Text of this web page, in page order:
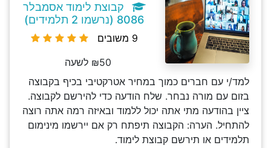
קבוצת לימוד אסמבלר
8086 (נרשמו 2 תלמידים)
9 משובים
₪50 לשעה
למד/י עם חברים כמוך במחיר אטרקטיבי בכיף בקבוצה
בזום עם מורה נבחר. שלח הודעה כדי להירשם לקבוצה.
ציין בהודעה מתי אתה יכול ללמוד ובאיזה רמה אתה רוצה
להתחיל. הערה: הקבוצה תיפתח רק אם יירשמו מינימום
תלמידים או תירשם קבוצת לימוד.